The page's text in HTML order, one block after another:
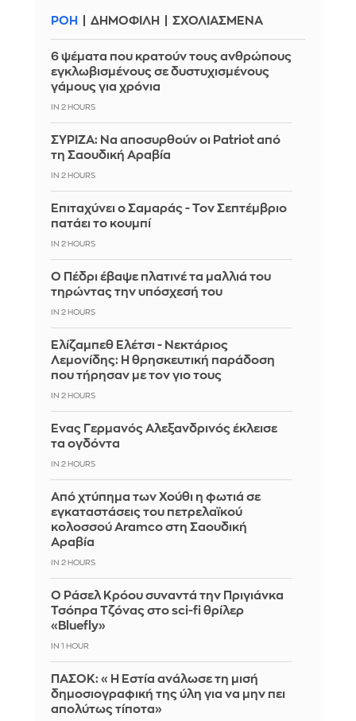
ΡΟΗ ΔΗΜΟΦΙΛΗ ΣΧΟΛΙΑΣΜΕΝΑ
6 ψέματα που κρατούν τους ανθρώπους
εγκλωβισμένους σε δυστυχισμένους
γάμους για χρόνια
IN 2 HOURS
ΣΥΡΙΖΑ: Να αποσυρθούν οι Patriot από
τη Σαουδική Αραβία
IN 2 HOURS
Επιταχύνει ο Σαμαράς - Τον Σεπτέμβριο
πατάει το κουμπί
IN 2 HOURS
Ο Πέδρι έβαψε πλατινέ τα μαλλιά του
τηρώντας την υπόσχεσή του
IN 2 HOURS
Ελίζαμπεθ Ελέτσι - Νεκτάριος
Λεμονίδης: Η θρησκευτική παράδοση
που τήρησαν με τον γιο τους
IN 2 HOURS
Ένας Γερμανός Αλεξανδρινός έκλεισε
τα ογδόντα
IN 2 HOURS
Από χτύπημα των Χούθι η φωτιά σε
εγκαταστάσεις του πετρελαϊκού
κολοσσού Aramco στη Σαουδική
Αραβία
IN 2 HOURS
Ο Ράσελ Κρόου συναντά την Πριγιάνκα
Τσόπρα Τζόνας στο sci-fi θρίλερ
«Bluefly»
IN 1 HOUR
ΠΑΣΟΚ: «Η Εστία ανάλωσε τη μισή
δημοσιογραφική της ύλη για να μην πει
απολύτως τίποτα»